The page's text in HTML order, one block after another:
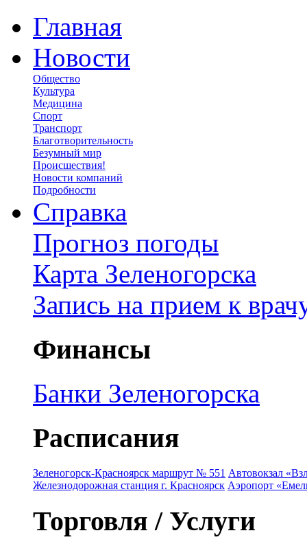
Главная
Новости
Общество
Культура
Медицина
Спорт
Транспорт
Благотворительность
Безумный мир
Происшествия!
Новости компаний
Подробности
Справка
Прогноз погоды
Карта Зеленогорска
Запись на прием к
Финансы
Банки Зеленогорска
Расписания
Зеленогорск-Красноярск маршрут № 551 Автовокзал
Железнодорожная станция г. Красноярск Аэропорт
Торговля / Услуги